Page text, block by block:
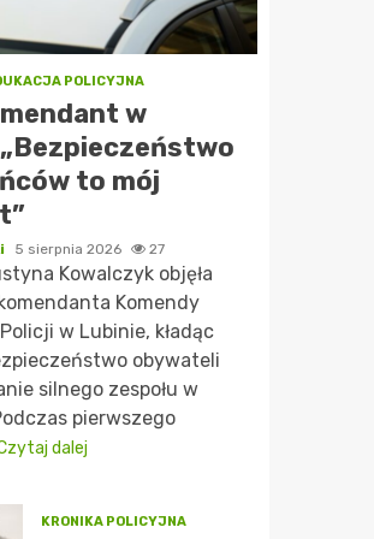
POLICYJNA
w
to mój
5 sierpnia 2026 27
Kowalczyk objęła
Komendy
w Lubinie, kładąc
obywateli
silnego zespołu w
pierwszego
dalej
KRONIKA POLICYJNA